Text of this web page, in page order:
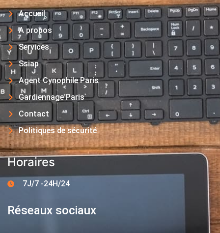
Accueil
A propos
Services
Ssiap
Agent Cynophile Paris
Gardiennage Paris
Contact
Politiques de sécurité
Horaires
7J/7 -24H/24
Réseaux sociaux